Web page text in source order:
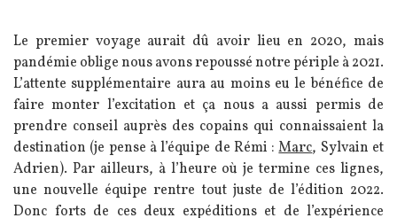
Texte
Le premier voyage aurait dû avoir lieu en 2020, mais
pandémie oblige nous avons repoussé notre périple à 2021.
L’attente supplémentaire aura au moins eu le bénéfice de
faire monter l’excitation et ça nous a aussi permis de
prendre conseil auprès des copains qui connaissaient la
destination (je pense à l’équipe de Rémi :Marc, Sylvain et
Adrien). Par ailleurs, à l’heure où je termine ces lignes,
une nouvelle équipe rentre tout juste de l’édition 2022.
Donc forts de ces deux expéditions et de l’expérience